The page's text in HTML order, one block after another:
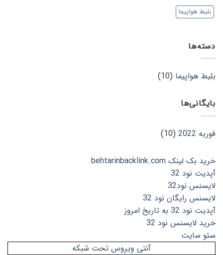
بلیط هواپیما
دسته‌ها
بلیط هواپیما (10)
بایگانی‌ها
فوریه 2022 (10)
خرید بک لینک behtarinbacklink.com
آپدیت نود 32
لایسنس نود32
لایسنس رایگان نود 32
آپدیت نود 32 به تاریخ امروز
خرید لایسنس نود 32
سئو سایت
آنتی ویروس تحت شبکه